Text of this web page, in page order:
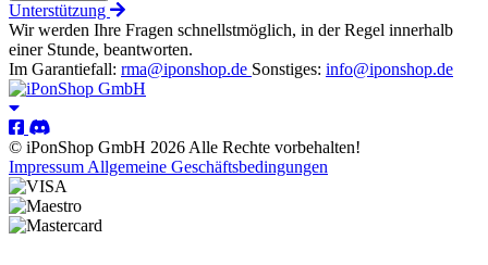
Unterstützung
Wir werden Ihre Fragen schnellstmöglich, in der Regel innerhalb
einer Stunde, beantworten.
Im Garantiefall: rma@iponshop.de Sonstiges: info@iponshop.de
© iPonShop GmbH 2026 Alle Rechte vorbehalten!
Impressum Allgemeine Geschäftsbedingungen